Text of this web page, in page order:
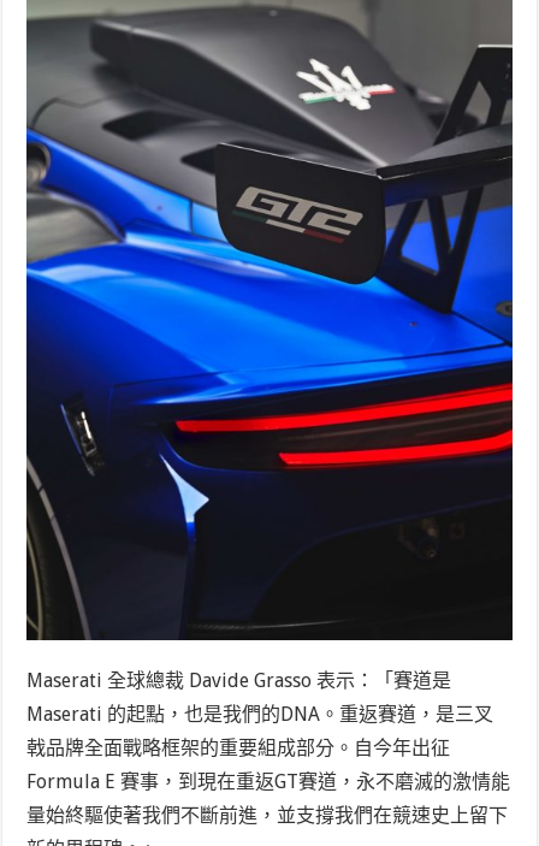
Maserati 全球總裁 Davide Grasso 表示：「賽道是
Maserati 的起點，也是我們的DNA。重返賽道，是三叉
戟品牌全面戰略框架的重要組成部分。自今年出征
Formula E 賽事，到現在重返GT賽道，永不磨滅的激情能
量始終驅使著我們不斷前進，並支撐我們在競速史上留下